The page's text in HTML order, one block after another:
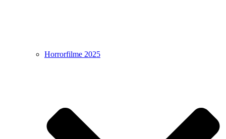
Horrorfilme 2025